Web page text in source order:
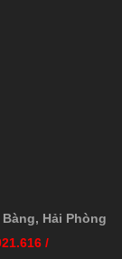
Hải Phòng
/